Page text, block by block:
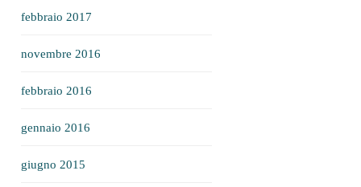
febbraio 2017
novembre 2016
febbraio 2016
gennaio 2016
giugno 2015